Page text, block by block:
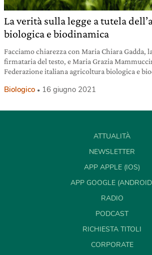
La verità sulla legge a tutela
biologica e biodinamica
Facciamo chiarezza con Maria Chiara Gadda,
firmataria del testo, e Maria Grazia
Federazione italiana agricoltura biologica e
Biologico 16 giugno 2021
ATTUALITÀ
NEWSLETTER
APP APPLE (IOS)
APP GOOGLE
RADIO
PODCAST
RICHIESTA TITOLI
CORPORATE